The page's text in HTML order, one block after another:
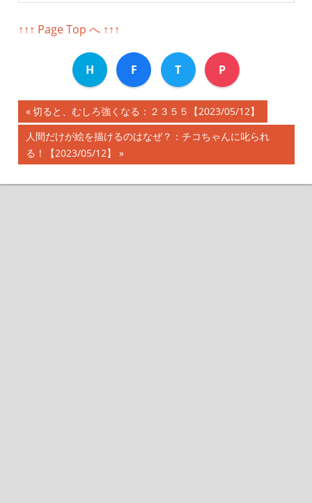
↑↑↑ Page Top へ ↑↑↑
H F T P
投
稿
ナ
前
の
記
事:
切ると、むしろ強くなる：２３５５【2023/05/12】
次
の
事:
人間だけが絵を描けるのはなぜ？：チコちゃんに叱られ
る！【2023/05/12】